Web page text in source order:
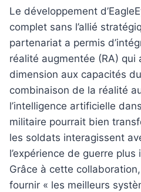
Le développement
complet sans l’allié
partenariat a permis
réalité augmentée (RA)
dimension aux capacités
combinaison de la réalité
l’intelligence artificielle
militaire pourrait bien
les soldats interagissent
l’expérience de guerre
Grâce à cette collaboration,
fournir « les meilleurs